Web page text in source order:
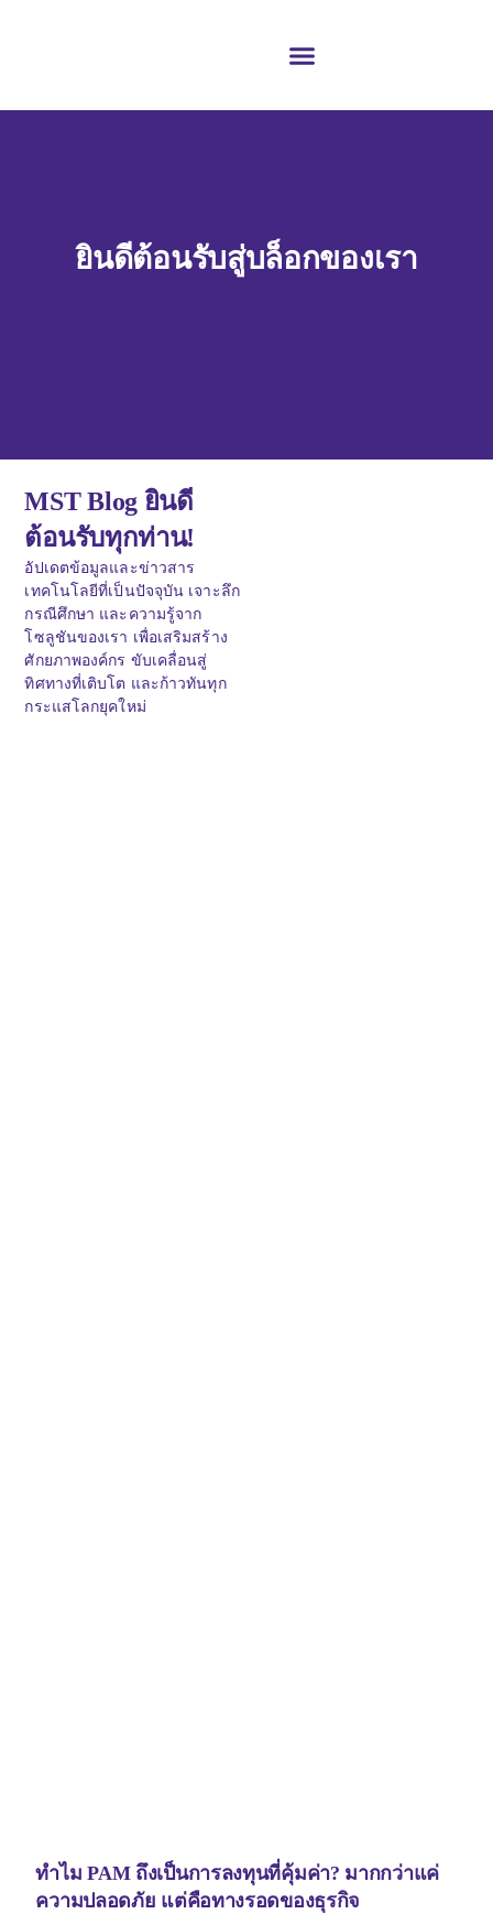
ยินดีต้อนรับสู่บล็อกของเรา
MST Blog ยินดี
ต้อนรับทุกท่าน!
อัปเดตข้อมูลและข่าวสาร
เทคโนโลยีที่เป็นปัจจุบัน เจาะลึก
กรณีศึกษา และความรู้จาก
โซลูชันของเรา เพื่อเสริมสร้าง
ศักยภาพองค์กร ขับเคลื่อนสู่
ทิศทางที่เติบโต และก้าวทันทุก
กระแสโลกยุคใหม่
ทำไม PAM ถึงเป็นการลงทุนที่คุ้มค่า? มากกว่าแค่
ความปลอดภัย แต่คือทางรอดของธุรกิจ